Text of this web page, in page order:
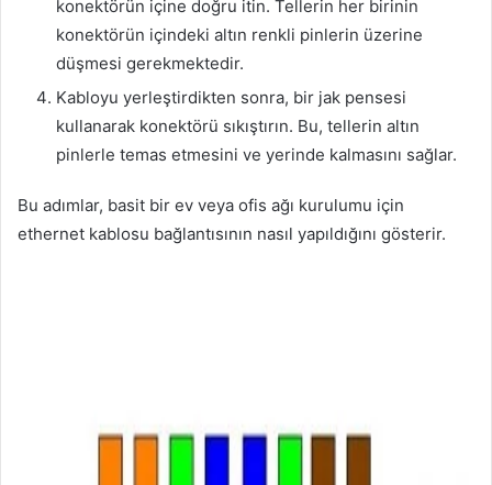
konektörün içine doğru itin. Tellerin her birinin
konektörün içindeki altın renkli pinlerin üzerine
düşmesi gerekmektedir.
Kabloyu yerleştirdikten sonra, bir jak pensesi
kullanarak konektörü sıkıştırın. Bu, tellerin altın
pinlerle temas etmesini ve yerinde kalmasını sağlar.
Bu adımlar, basit bir ev veya ofis ağı kurulumu için
ethernet kablosu bağlantısının nasıl yapıldığını gösterir.